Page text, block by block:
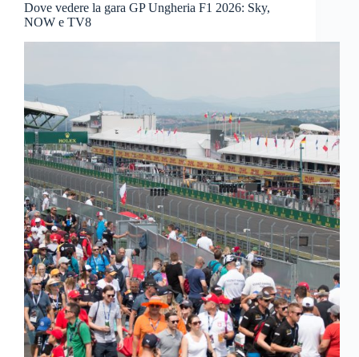
Dove vedere la gara GP Ungheria F1 2026: Sky,
NOW e TV8